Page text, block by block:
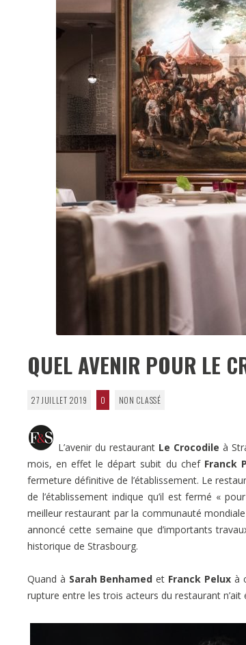
QUEL AVENIR POUR LE
27 JUILLET 2019 0 NON CLASSÉ
L’avenir du restaurant Le Crocodile à
mois, en effet le départ subit du chef Franck
fermeture définitive de l’établissement. Le
de l’établissement indique qu’il est fermé «
meilleur restaurant par la communauté
annoncé cette semaine que d’importants
historique de Strasbourg.
Quand à Sarah Benhamed et Franck Peluxà
rupture entre les trois acteurs du restaurant